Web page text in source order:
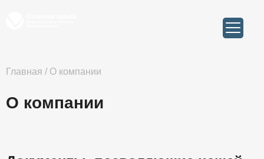
Главная / О компании
О компании